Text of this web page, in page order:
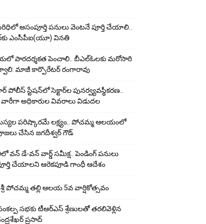
అసంపూర్తి పనులు వెంటనే పూర్తి చేయాలి..
ఎంసీపీఐ(యూ) వినతి
పారదర్శకత పెంచాలి.. బీఎల్ఓలకు మరోసారి
మాజీ కార్పొరేటర్ రంగారావు
స్టేషన్‌లో సెక్టార్‌ల పునర్వ్యవస్థీకరణ..
వారీగా అధికారుల వివరాలు విడుదల
పరిష్కారమే లక్ష్యం.. పోచమ్మ ఆలయంలో
చేసిన జగదీశ్వర్ గౌడ్
వన్ డే-వన్ వార్డ్ సమీక్ష.. పెండింగ్ పనులు
చేయాలని ఆరెకపూడి గాంధీ ఆదేశం
పోచమ్మ త‌ల్లి ఆలయ 5వ వార్షికోత్సవం
స‌భ‌కు టీఆర్ఎస్ శ్రేణుల‌తో త‌ర‌లివెళ్లిన
ప్ర‌సాద్